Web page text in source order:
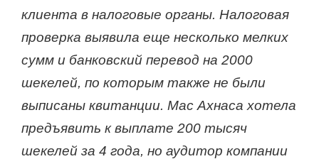
клиента в налоговые органы. Налоговая
проверка выявила еще несколько мелких
сумм и банковский перевод на 2000
шекелей, по которым также не были
выписаны квитанции. Мас Ахнаса хотела
предъявить к выплате 200 тысяч
шекелей за 4 года, но аудитор компании